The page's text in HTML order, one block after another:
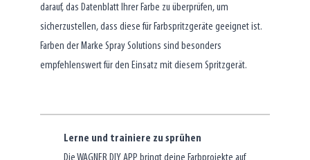
darauf, das Datenblatt Ihrer Farbe zu überprüfen, um
sicherzustellen, dass diese für Farbspritzgeräte geeignet ist.
Farben der Marke Spray Solutions sind besonders
empfehlenswert für den Einsatz mit diesem Spritzgerät.
Lerne und trainiere zu sprühen